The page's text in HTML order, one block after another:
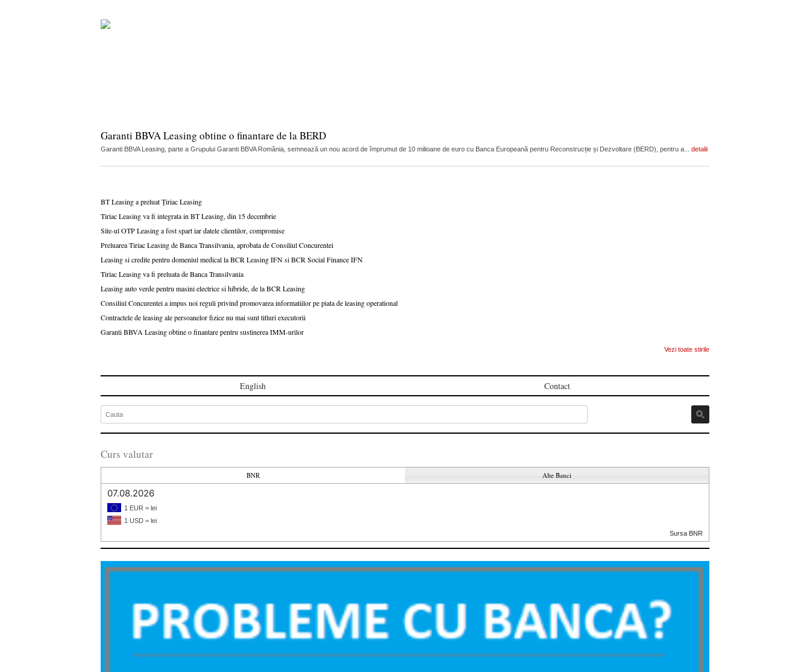
Garanti BBVA Leasing obtine o finantare de la BERD
Garanti BBVA Leasing, parte a Grupului Garanti BBVA România, semnează un nou acord de împrumut de 10 milioane de euro cu Banca Europeană pentru Reconstrucție și Dezvoltare (BERD), pentru a... detalii
BT Leasing a preluat Țiriac Leasing
Tiriac Leasing va fi integrata in BT Leasing, din 15 decembrie
Site-ul OTP Leasing a fost spart iar datele clientilor, compromise
Preluarea Tiriac Leasing de Banca Transilvania, aprobata de Consiliul Concurentei
Leasing si credite pentru domeniul medical la BCR Leasing IFN si BCR Social Finance IFN
Tiriac Leasing va fi preluata de Banca Transilvania
Leasing auto verde pentru masini electrice si hibride, de la BCR Leasing
Consiliul Concurentei a impus noi reguli privind promovarea informatiilor pe piata de leasing operational
Contractele de leasing ale persoanelor fizice nu mai sunt titluri executorii
Garanti BBVA Leasing obtine o finantare pentru sustinerea IMM-urilor
Vezi toate stirile
English Contact
Curs valutar
BNR Alte Banci
07.08.2026
1 EUR = lei
1 USD = lei
Sursa BNR